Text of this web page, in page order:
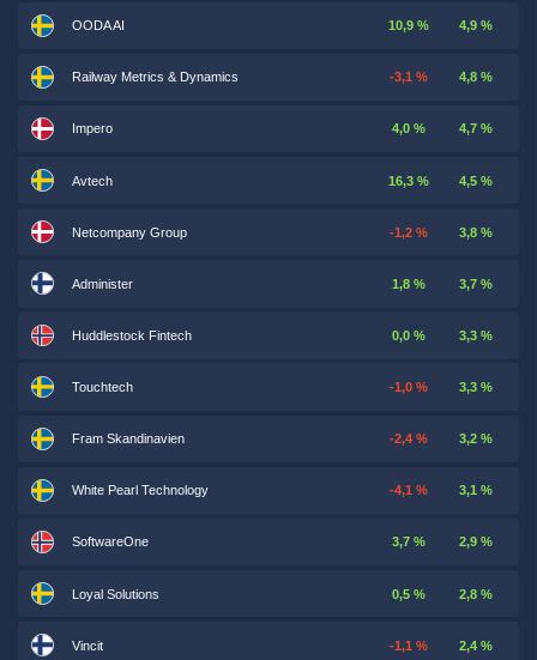
OODA AI 10,9 % 4,9 %
Railway Metrics & Dynamics -3,1 % 4,8 %
Impero 4,0 % 4,7 %
Avtech 16,3 % 4,5 %
Netcompany Group -1,2 % 3,8 %
Administer 1,8 % 3,7 %
Huddlestock Fintech 0,0 % 3,3 %
Touchtech -1,0 % 3,3 %
Fram Skandinavien -2,4 % 3,2 %
White Pearl Technology -4,1 % 3,1 %
SoftwareOne 3,7 % 2,9 %
Loyal Solutions 0,5 % 2,8 %
Vincit -1,1 % 2,4 %